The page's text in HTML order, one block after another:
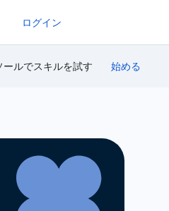
ルでスキルを試す